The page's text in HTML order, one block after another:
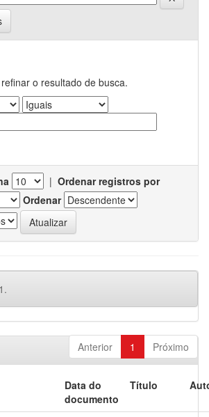
o resultado de busca.
| Ordenar registros por
Ordenar
Anterior 1 Próximo
Data do
documento
Título